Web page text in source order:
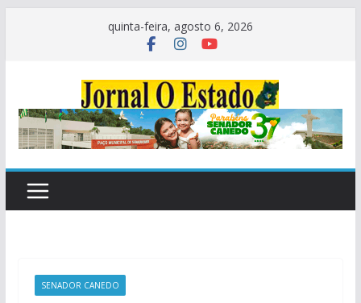
quinta-feira, agosto 6, 2026
SENADOR CANEDO